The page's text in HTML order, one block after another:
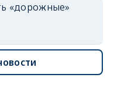
«дорожные»